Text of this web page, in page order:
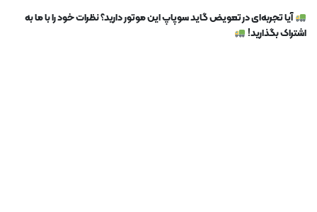
آیا تجربه‌ای در تعویض گاید سوپاپ این موتور دارید؟ نظرات خود را با ما به
اشتراک بگذارید!